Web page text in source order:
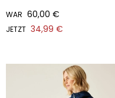
WAR 60,00 €
JETZT 34,99 €